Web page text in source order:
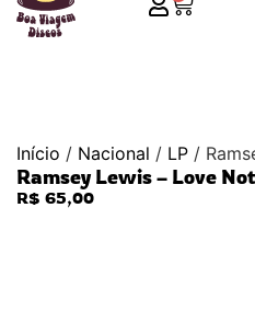
Início / Nacional / LP /
Ramsey Lewis – Love
R$ 65,00